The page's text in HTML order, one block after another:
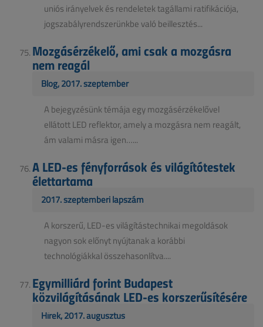
uniós irányelvek és rendeletek tagállami ratifikációja,
jogszabályrendszerünkbe való beillesztés...
Mozgásérzékelő, ami csak a mozgásra
nem reagál
Blog, 2017. szeptember
A bejegyzésünk témája egy mozgásérzékelővel
ellátott LED reflektor, amely a mozgásra nem reagált,
ám valami másra igen…...
A LED-es fényforrások és világítótestek
élettartama
2017. szeptemberi lapszám
A korszerű, LED-es világítástechnikai megoldások
nagyon sok előnyt nyújtanak a korábbi
technológiákkal összehasonlítva....
Egymilliárd forint Budapest
közvilágításának LED-es korszerűsítésére
Hírek, 2017. augusztus